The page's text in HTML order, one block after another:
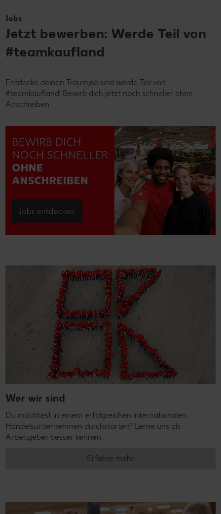
Jobs
Jetzt bewerben: Werde Teil von
#teamkaufland
Entdecke deinen Traumjob und werde Teil von
#teamkaufland! Bewirb dich jetzt noch schneller ohne
Anschreiben.
Wer wir sind
Du möchtest in einem erfolgreichen internationalen
Handelsunternehmen durchstarten? Lerne uns als
Arbeitgeber besser kennen.
Erfahre mehr